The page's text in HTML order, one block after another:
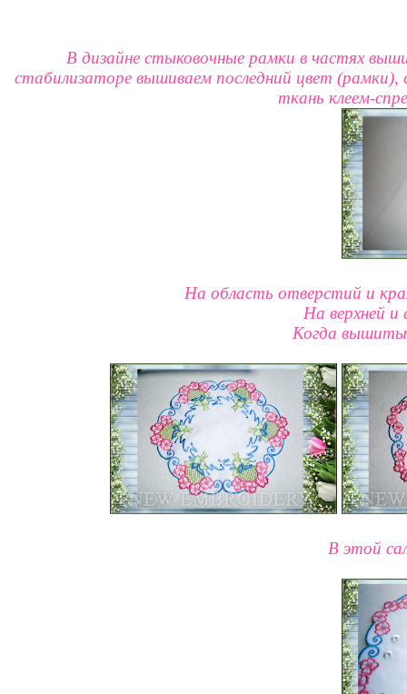
В дизайне стыковочные рамки в частях
стабилизаторе вышиваем последний цвет
ткань клеем-
На область отверстий и
На верхней
Когда вышиты
В этой